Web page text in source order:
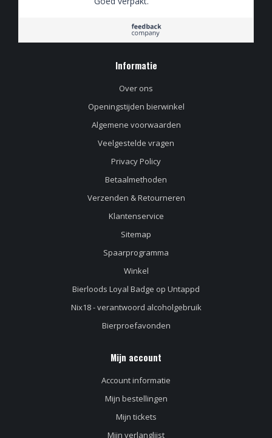
Informatie
Over ons
Openingstijden bierwinkel
Algemene voorwaarden
Veelgestelde vragen
Privacy Policy
Betaalmethoden
Verzenden & Retourneren
Klantenservice
Sitemap
Spaarprogramma
Winkel
Bierloods Loyal Badge op Untappd
Nix18 - verantwoord alcoholgebruik
Bierproefavonden
Mijn account
Account informatie
Mijn bestellingen
Mijn tickets
Mijn verlanglijst